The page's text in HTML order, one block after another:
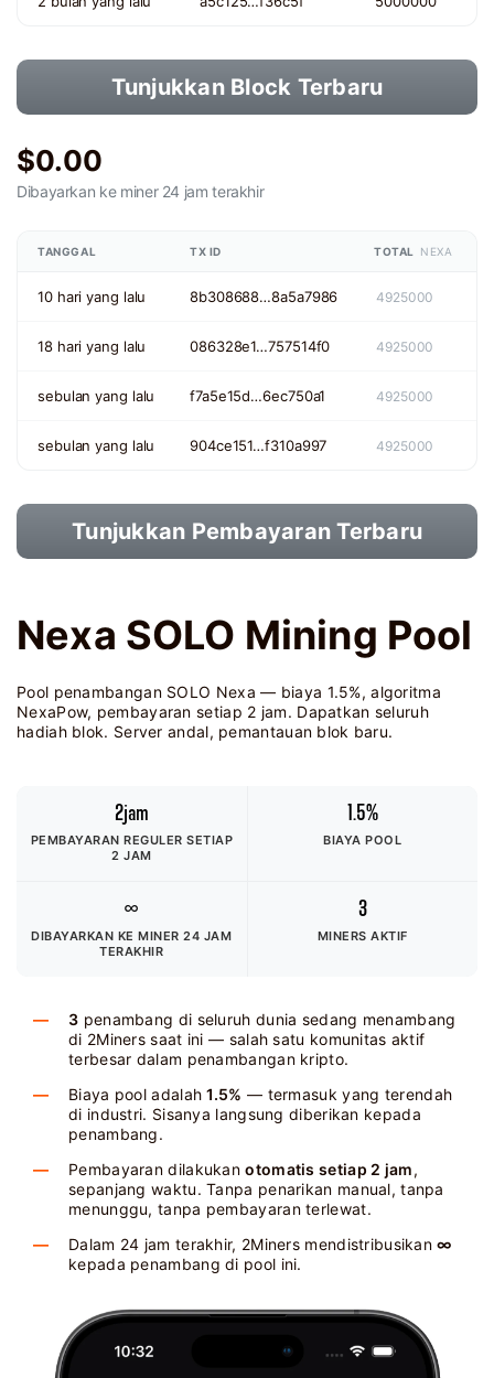
Tunjukkan Block Terbaru
$0.00
Dibayarkan ke miner 24 jam terakhir
TANGGAL TX ID TOTAL NEXA
10 hari yang lalu 8b308688…8a5a7986 4925000
18 hari yang lalu 086328e1…757514f0 4925000
sebulan yang lalu f7a5e15d…6ec750a1 4925000
sebulan yang lalu 904ce151…f310a997 4925000
Tunjukkan Pembayaran Terbaru
Nexa SOLO Mining Pool
Pool penambangan SOLO Nexa — biaya 1.5%, algoritma
NexaPow, pembayaran setiap 2 jam. Dapatkan seluruh
hadiah blok. Server andal, pemantauan blok baru.
2jam
PEMBAYARAN REGULER SETIAP
2 JAM
1.5%
BIAYA POOL
∞
DIBAYARKAN KE MINER24 JAM
TERAKHIR
3
MINERS AKTIF
3 penambang di seluruh dunia sedang menambang
di 2Miners saat ini — salah satu komunitas aktif
terbesar dalam penambangan kripto.
Biaya pool adalah1.5% — termasuk yang terendah
di industri. Sisanya langsung diberikan kepada
penambang.
Pembayaran dilakukanotomatis setiap 2 jam,
sepanjang waktu. Tanpa penarikan manual, tanpa
menunggu, tanpa pembayaran terlewat.
Dalam 24 jam terakhir, 2Miners mendistribusikan∞
kepada penambang di pool ini.